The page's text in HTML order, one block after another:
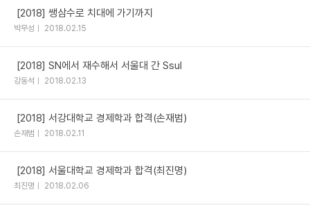
[2018] 쌩삼수로 치대에 가기까지
박무성 2018.02.15
[2018] SN에서 재수해서 서울대 간 Ssul
강동석 2018.02.13
[2018] 서강대학교 경제학과 합격(손재범)
손재범 2018.02.11
[2018] 서울대학교 경제학과 합격(최진명)
최진명 2018.02.06